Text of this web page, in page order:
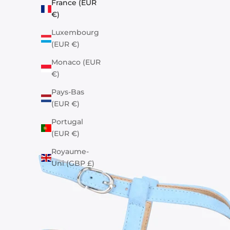
France (EUR
€)
Luxembourg
(EUR €)
Monaco (EUR
€)
Pays-Bas
(EUR €)
Portugal
(EUR €)
Royaume-
Uni (GBP £)